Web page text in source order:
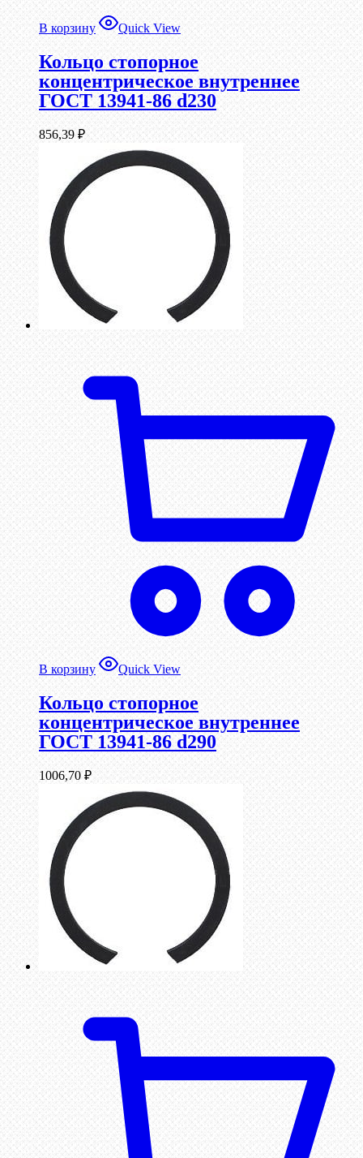
В корзину Quick View
Кольцо стопорное
концентрическое внутреннее
ГОСТ 13941-86 d230
856,39 ₽
В корзину Quick View
Кольцо стопорное
концентрическое внутреннее
ГОСТ 13941-86 d290
1006,70 ₽